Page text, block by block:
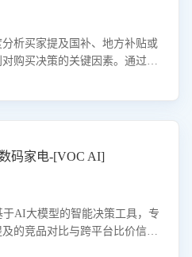
析买家提及国补、地方补贴或
购买决策的关键因素。通过AI
策提升GMV。
码家电-[VOC AI]
AI大模型的智能决策工具，专
的竞品对比与跨平台比价信